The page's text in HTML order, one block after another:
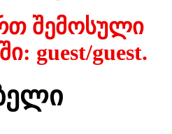
შემოსული
guest/guest.